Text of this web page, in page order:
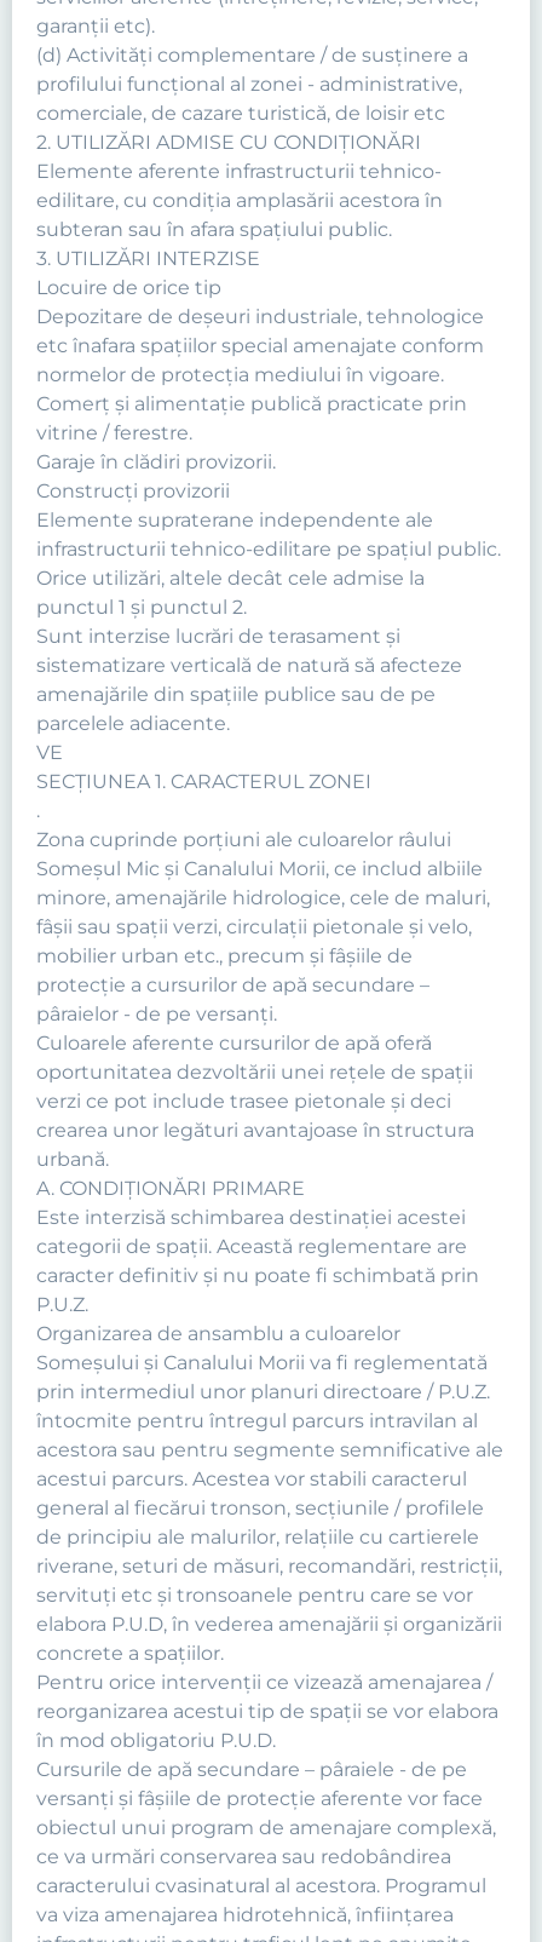
garanţii etc).
(d) Activităţi complementare / de susţinere a
profilului funcţional al zonei - administrative,
comerciale, de cazare turistică, de loisir etc
2. UTILIZĂRI ADMISE CU CONDIŢIONĂRI
Elemente aferente infrastructurii tehnico-
edilitare, cu condiţia amplasării acestora în
subteran sau în afara spaţiului public.
3. UTILIZĂRI INTERZISE
Locuire de orice tip
Depozitare de deşeuri industriale, tehnologice
etc înafara spaţiilor special amenajate conform
normelor de protecţia mediului în vigoare.
Comerţ şi alimentaţie publică practicate prin
vitrine / ferestre.
Garaje în clădiri provizorii.
Construcți provizorii
Elemente supraterane independente ale
infrastructurii tehnico-edilitare pe spaţiul public.
Orice utilizări, altele decât cele admise la
punctul 1 şi punctul 2.
Sunt interzise lucrări de terasament şi
sistematizare verticală de natură să afecteze
amenajările din spaţiile publice sau de pe
parcelele adiacente.
VE
SECŢIUNEA 1. CARACTERUL ZONEI
.
Zona cuprinde porţiuni ale culoarelor râului
Someşul Mic şi Canalului Morii, ce includ albiile
minore, amenajările hidrologice, cele de maluri,
fâşii sau spaţii verzi, circulaţii pietonale şi velo,
mobilier urban etc., precum şi fâşiile de
protecţie a cursurilor de apă secundare –
pâraielor - de pe versanţi.
Culoarele aferente cursurilor de apă oferă
oportunitatea dezvoltării unei reţele de spaţii
verzi ce pot include trasee pietonale şi deci
crearea unor legături avantajoase în structura
urbană.
A. CONDIŢIONĂRI PRIMARE
Este interzisă schimbarea destinaţiei acestei
categorii de spaţii. Această reglementare are
caracter definitiv şi nu poate fi schimbată prin
P.U.Z.
Organizarea de ansamblu a culoarelor
Someşului şi Canalului Morii va fi reglementată
prin intermediul unor planuri directoare / P.U.Z.
întocmite pentru întregul parcurs intravilan al
acestora sau pentru segmente semnificative ale
acestui parcurs. Acestea vor stabili caracterul
general al fiecărui tronson, secţiunile / profilele
de principiu ale malurilor, relaţiile cu cartierele
riverane, seturi de măsuri, recomandări, restricţii,
servituţi etc şi tronsoanele pentru care se vor
elabora P.U.D, în vederea amenajării şi organizării
concrete a spaţiilor.
Pentru orice intervenţii ce vizează amenajarea /
reorganizarea acestui tip de spaţii se vor elabora
în mod obligatoriu P.U.D.
Cursurile de apă secundare – pâraiele - de pe
versanţi şi fâşiile de protecţie aferente vor face
obiectul unui program de amenajare complexă,
ce va urmări conservarea sau redobândirea
caracterului cvasinatural al acestora. Programul
va viza amenajarea hidrotehnică, înfiinţarea